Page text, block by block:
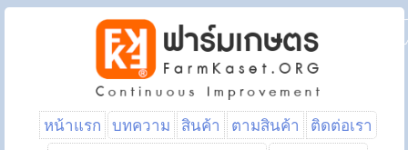
หน้าแรก บทความ สินค้า ตามสินค้า
ติดต่อเรา